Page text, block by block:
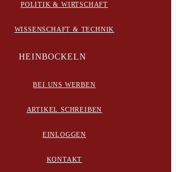
POLITIK & WIRTSCHAFT
WISSENSCHAFT & TECHNIK
HEINBOCKELN
BEI UNS WERBEN
ARTIKEL SCHREIBEN
EINLOGGEN
KONTAKT